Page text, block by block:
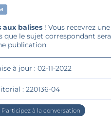
aux balises! Vous recevrez une
que le sujet correspondant sera
publication.
à jour : 02-11-2022
: 220136-04
Participez à la conversation